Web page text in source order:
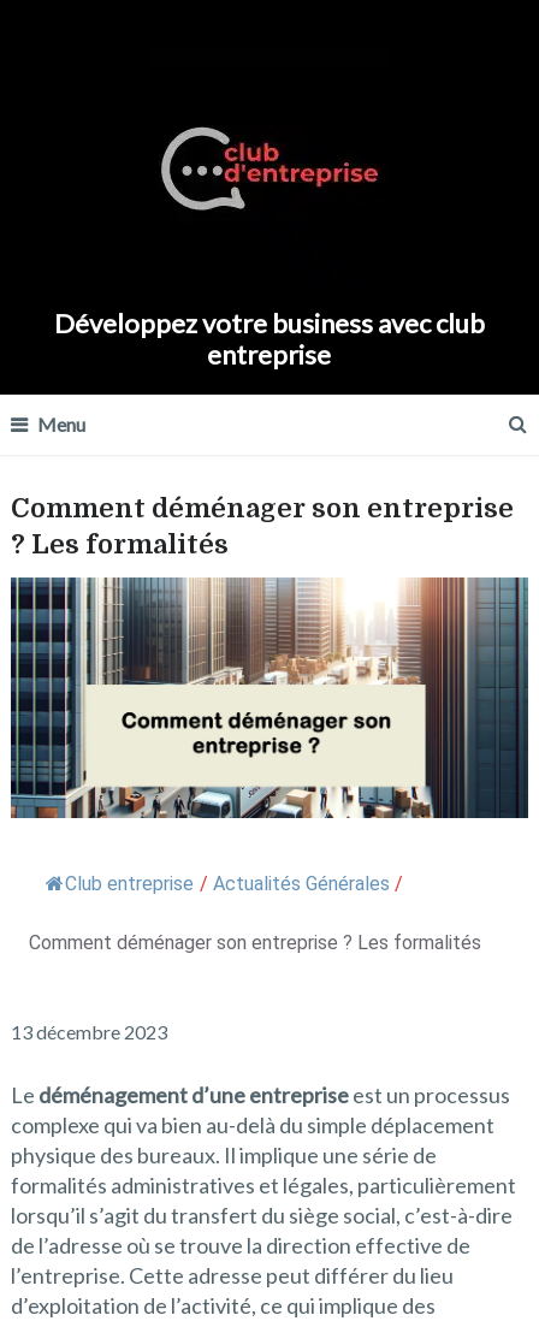
Développez votre business avec club
entreprise
Menu
Comment déménager son entreprise
? Les formalités
Club entreprise / Actualités Générales /
Comment déménager son entreprise ? Les formalités
13 décembre 2023
Le déménagement d’une entrepriseest un processus
complexe qui va bien au-delà du simple déplacement
physique des bureaux. Il implique une série de
formalités administratives et légales, particulièrement
lorsqu’il s’agit du transfert du siège social, c’est-à-dire
de l’adresse où se trouve la direction effective de
l’entreprise. Cette adresse peut différer du lieu
d’exploitation de l’activité, ce qui implique des